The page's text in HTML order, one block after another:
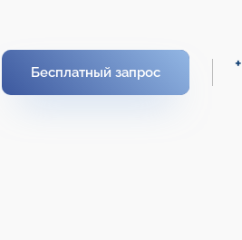
Бесплатный запрос